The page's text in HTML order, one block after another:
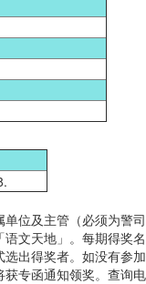
位及主管（必须为警
文天地」。每期得奖
出得奖者。如没有参
专函通知领奖。查询电